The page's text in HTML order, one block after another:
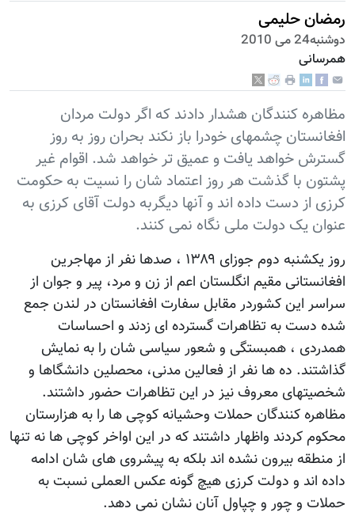
رمضان حلیمی
دوشنبه24 می 2010
همرسانی
مظاهره کنندگان هشدار دادند که اگر دولت مردان
افغانستان چشمهای خودرا باز نکند بحران روز به روز
گسترش خواهد یافت و عمیق تر خواهد شد. اقوام غیر
پشتون با گذشت هر روز اعتماد شان را نسیت به حکومت
کرزی از دست داده اند و آنها دیگربه دولت آقای کرزی به
عنوان یک دولت ملی نگاه نمی کنند.
روز یکشنبه دوم جوزای ۱۳۸۹ ، صدها نفر از مهاجرین
افغانستانی مقیم انگلستان اعم از زن و مرد، پیر و جوان از
سراسر این کشوردر مقابل سفارت افغانستان در لندن جمع
شده دست به تظاهرات گسترده ای زدند و احساسات
همدردی ، همبستگی و شعور سیاسی شان را به نمایش
گذاشتند. ده ها نفر از فعالین مدنی، محصلین دانشگاها و
شخصیتهای معروف نیز در این تظاهرات حضور داشتند.
مظاهره کنندگان حملات وحشیانه کوچی ها را به هزارستان
محکوم کردند واظهار داشتند که در این اواخر کوچی ها نه تنها
از منطقه بیرون نشده اند بلکه به پیشروی های شان ادامه
داده اند و دولت کرزی هیچ گونه عکس العملی نسبت به
حملات و چور و چپاول آنان نشان نمی دهد.